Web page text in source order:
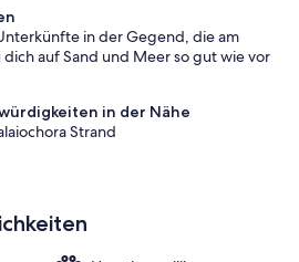
in der Gegend, die am
auf Sand und Meer so gut wie vor
in der Nähe
Strand